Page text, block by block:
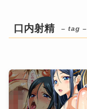
口内射精 – tag –